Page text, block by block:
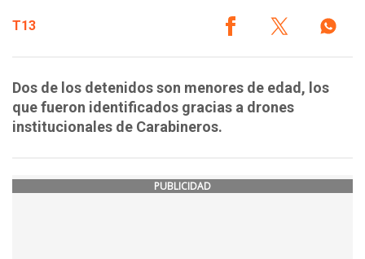
T13
Dos de los detenidos son menores de edad, los
que fueron identificados gracias a drones
institucionales de Carabineros.
PUBLICIDAD